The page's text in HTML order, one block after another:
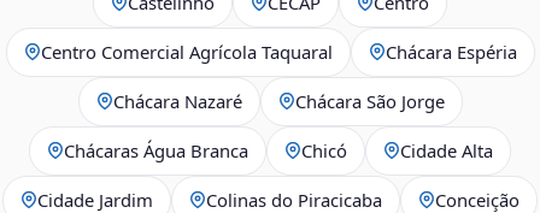
Centro Comercial Agrícola Taquaral Chácara Espéria
Chácara Nazaré Chácara São Jorge
Chácaras Água Branca Chicó Cidade Alta
Cidade Jardim Colinas do Piracicaba Conceição